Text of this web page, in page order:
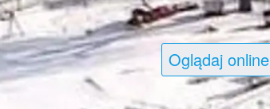
Oglądaj online